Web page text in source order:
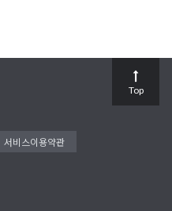
서비스이용약관
Top